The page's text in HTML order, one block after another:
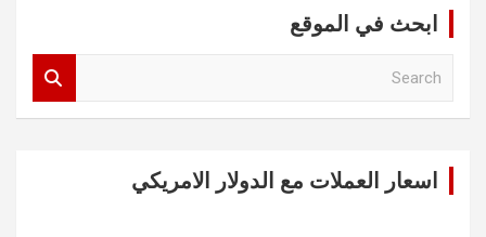
ابحث في الموقع
اسعار العملات مع الدولار الامريكي